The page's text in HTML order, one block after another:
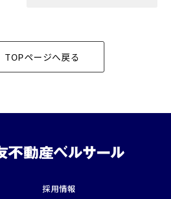
TOPページへ戻る
採用情報
会
株主総会・IR
展示会・販売会
この条件で検索